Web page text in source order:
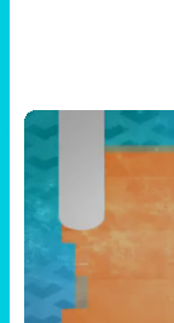
Loaded
6.84%